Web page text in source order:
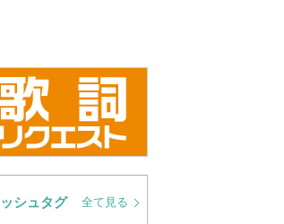
STUTS & 松たか子 with 3exes -
Presence V feat. T-Pablow
(Official Audio)
シュタグ 全て見る